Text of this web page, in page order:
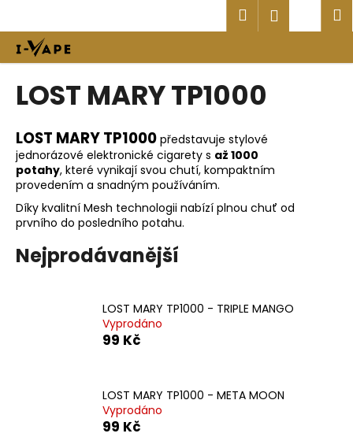
obsah
Hledat
LOST MARY TP1000
LOST MARY TP1000 představuje stylové
jednorázové elektronické cigarety s až 1000
potahy, které vynikají svou chutí, kompaktním
provedením a snadným používáním.
Díky kvalitní Mesh technologii nabízí plnou chuť od
prvního do posledního potahu.
Nejprodávanější
LOST MARY TP1000 - TRIPLE MANGO
Vyprodáno
99 Kč
LOST MARY TP1000 - META MOON
Vyprodáno
99 Kč
o
í
Zpět
Zpět
C
o
p
o
t
ř
e
b
u
j